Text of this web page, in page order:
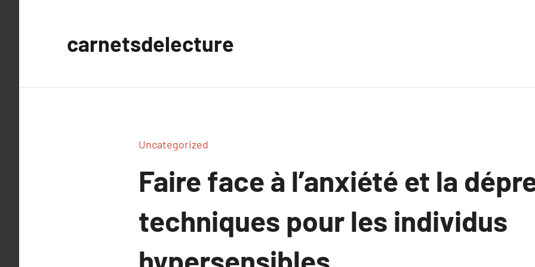
carnetsdelecture
Uncategorized
Faire face à l’anxiété et la
techniques pour les individus